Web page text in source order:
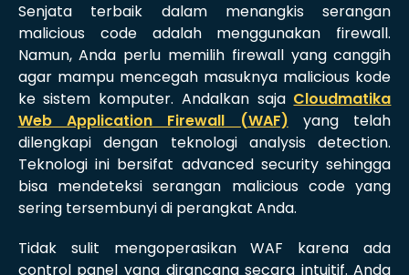
Senjata terbaik dalam menangkis serangan
malicious code adalah menggunakan firewall.
Namun, Anda perlu memilih firewall yang canggih
agar mampu mencegah masuknya malicious kode
ke sistem komputer. Andalkan saja Cloudmatika
Web Application Firewall (WAF) yang telah
dilengkapi dengan teknologi analysis detection.
Teknologi ini bersifat advanced security sehingga
bisa mendeteksi serangan malicious code yang
sering tersembunyi di perangkat Anda.
Tidak sulit mengoperasikan WAF karena ada
control panel yang dirancang secara intuitif. Anda